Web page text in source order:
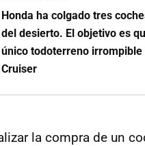
Honda ha colgado tres
del desierto. El objetivo es
único todoterreno irrompible
Cruiser
la compra de un